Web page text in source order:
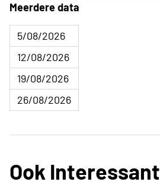
Meerdere data
5/08/2026
12/08/2026
19/08/2026
26/08/2026
Ook Interessant